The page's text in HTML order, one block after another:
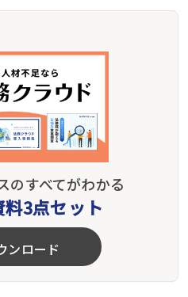
のすべてがわかる
3点セット
ンロード